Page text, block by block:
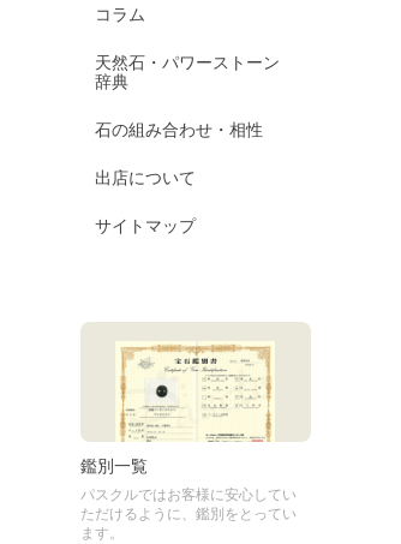
コラム
天然石・パワーストーン
辞典
石の組み合わせ・相性
出店について
サイトマップ
鑑別一覧
パスクルではお客様に安心してい
ただけるように、鑑別をとってい
ます。